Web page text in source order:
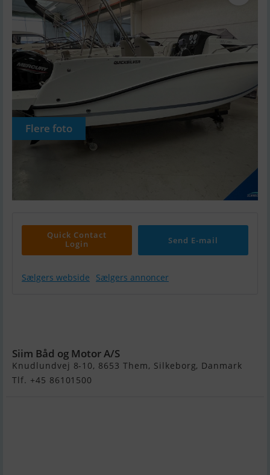
Flere foto
Quick Contact
Login
Send E-mail
Sælgers webside Sælgers annoncer
Siim Båd og Motor A/S
Knudlundvej 8-10, 8653 Them, Silkeborg, Danmark
Tlf. +45 86101500